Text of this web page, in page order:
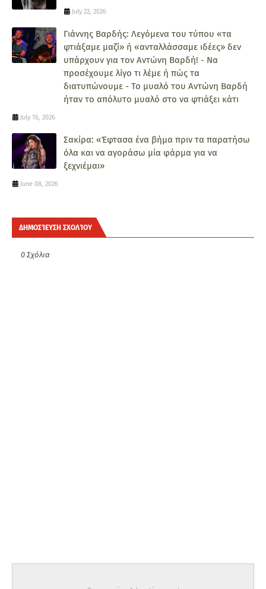
July 22, 2026
Γιάννης Βαρδής: Λεγόμενα του τύπου «τα
φτιάξαμε μαζί» ή «ανταλλάσσαμε ιδέες» δεν
υπάρχουν για τον Αντώνη Βαρδή! - Να
προσέχουμε λίγο τι λέμε ή πώς τα
διατυπώνουμε - Το μυαλό του Αντώνη Βαρδή
ήταν το απόλυτο μυαλό στο να φτιάξει κάτι
July 16, 2026
Σακίρα: «Έφτασα ένα βήμα πριν τα παρατήσω
όλα και να αγοράσω μία φάρμα για να
ξεχνιέμαι»
June 08, 2026
ΔΗΜΟΣΊΕΥΣΗ ΣΧΟΛΊΟΥ
0 Σχόλια